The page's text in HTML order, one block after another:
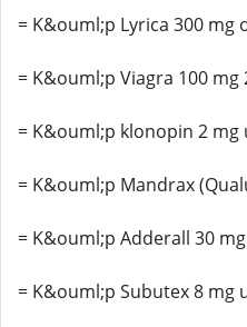
= K&ouml;p Lyrica 300 mg
= K&ouml;p Viagra 100 mg
= K&ouml;p klonopin 2
= K&ouml;p Mandrax
= K&ouml;p Adderall 30
= K&ouml;p Subutex 8 mg